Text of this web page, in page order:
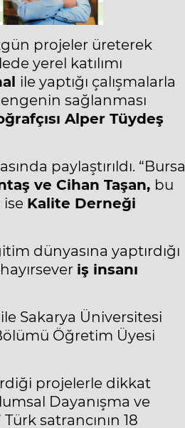
projeler üreterek
yerel katılımı
ile yaptığı çalışmalarla
sağlanması
Alper Tüydeş
paylaştırıldı. “Bursa
ve Cihan Taşan, bu
Kalite Derneği
dünyasına yaptırdığı
iş insanı
Sakarya Üniversitesi
Öğretim Üyesi
projelerle dikkat
Dayanışma ve
satrancının 18